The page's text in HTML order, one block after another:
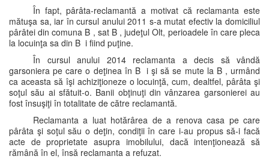
În fapt, pârâta-reclamantă a motivat că reclamanta este
mătuşa sa, iar în cursul anului 2011 s-a mutat efectiv la domiciliul
pârâtei din comuna B , sat B , judeţul Olt, perioadele în care pleca
la locuinţa sa din B i fiind puţine.
În cursul anului 2014 reclamanta a decis să vândă
garsoniera pe care o deţinea în B i şi să se mute la B , urmând
ca aceasta să îşi achiziţioneze o locuinţă, cum, dealtfel, pârâta şi
soţul său ai sfătuit-o. Banii obţinuţi din vânzarea garsonierei au
fost însuşiţi în totalitate de către reclamantă.
Reclamanta a luat hotărârea de a renova casa pe care
pârâta şi soţul său o deţin, condiţii în care i-au propus să-i facă
acte de proprietate asupra imobilului, dacă intenţionează să
rămână în el, însă reclamanta a refuzat.